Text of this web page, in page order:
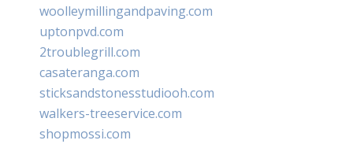
woolleymillingandpaving.com
uptonpvd.com
2troublegrill.com
casateranga.com
sticksandstonesstudiooh.com
walkers-treeservice.com
shopmossi.com